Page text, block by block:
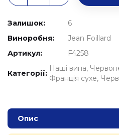
Залишок:
6
Виноробня:
Jean Foillard
Артикул:
F4258
Категорії:
Наші вина
Франція сухе
Опис